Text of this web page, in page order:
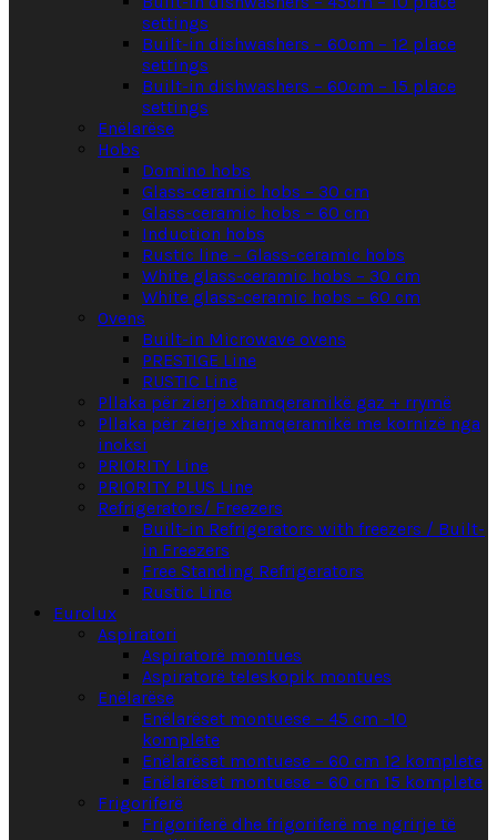
settings
Built-in dishwashers – 60cm – 12 place
settings
Built-in dishwashers – 60cm – 15 place
settings
Enëlarëse
Hobs
Domino hobs
Glass-ceramic hobs – 30 cm
Glass-ceramic hobs – 60 cm
Induction hobs
Rustic line – Glass-ceramic hobs
White glass-ceramic hobs – 30 cm
White glass-ceramic hobs – 60 cm
Ovens
Built-in Microwave ovens
PRESTIGE Line
RUSTIC Line
Pllaka për zierje xhamqeramikë gaz + rrymë
Pllaka për zierje xhamqeramikë me kornizë nga
inoksi
PRIORITY Line
PRIORITY PLUS Line
Refrigerators/ Freezers
Built-in Refrigerators with freezers / Built-
in Freezers
Free Standing Refrigerators
Rustic Line
Eurolux
Aspiratori
Aspiratorë montues
Aspiratorë teleskopik montues
Enëlarëse
Enëlarëset montuese – 45 cm -10
komplete
Enëlarëset montuese – 60 cm 12 komplete
Enëlarëset montuese – 60 cm 15 komplete
Frigoriferë
Frigoriferë dhe frigoriferë me ngrirje të